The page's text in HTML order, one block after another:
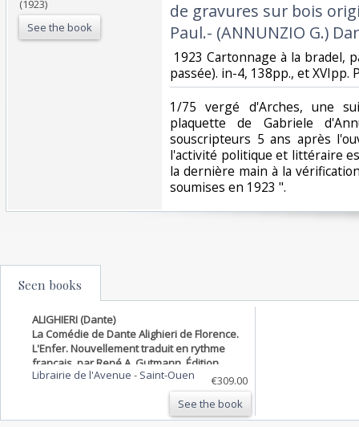
(1923)
See the book
de gravures sur bois
Paul.- (ANNUNZIO G.)
1923 Cartonnage à la bradel,
passée). in-4, 138pp., et XVIpp.
‎1/75 vergé d'Arches, une
plaquette de Gabriele
souscripteurs 5 ans après
l'activité politique et littéraire
la dernière main à la
soumises en 1923 ". ‎
Seen books
ALIGHIERI (Dante)
La Comédie de Dante Alighieri de Florence.
L'Enfer. Nouvellement traduit en rythme
français, par René A. Gutmann. Édition
décorée de gravures sur bois originales
Librairie de l'Avenue - Saint-Ouen
€309.00
See the book